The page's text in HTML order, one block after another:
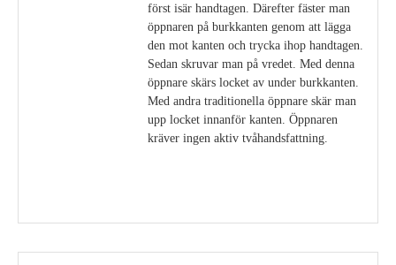
först isär handtagen. Därefter fäster man
öppnaren på burkkanten genom att lägga
den mot kanten och trycka ihop handtagen.
Sedan skruvar man på vredet. Med denna
öppnare skärs locket av under burkkanten.
Med andra traditionella öppnare skär man
upp locket innanför kanten. Öppnaren
kräver ingen aktiv tvåhandsfattning.